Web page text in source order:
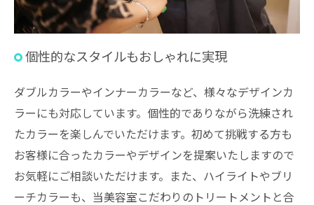
個性的なスタイルもおしゃれに実現
ダブルカラーやインナーカラーなど、様々なデザインカ
ラーにも対応しています。個性的でありながら洗練され
たカラーを楽しんでいただけます。初めて挑戦する方も
お客様に合ったカラーやデザインを提案いたしますので
お気軽にご相談いただけます。また、ハイライトやブリ
ーチカラーも、当美容室こだわりのトリートメントと合